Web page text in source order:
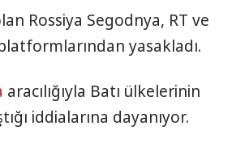
Rossiya Segodnya, RT ve
yasakladı.
aracılığıyla Batı ülkelerinin
iddialarına dayanıyor.